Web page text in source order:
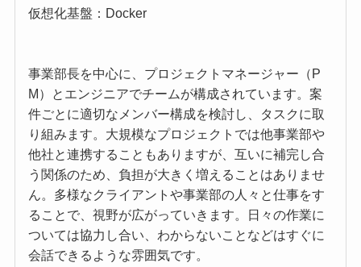
仮想化基盤：Docker
事業部長を中心に、プロジェクトマネージャー（P
M）とエンジニアでチームが構成されています。案
件ごとに適切なメンバー構成を検討し、タスクに取
り組みます。大規模なプロジェクトでは他事業部や
他社と連携することもありますが、互いに補完し合
う関係のため、負担が大きく増えることはありませ
ん。多様なクライアントや事業部の人々と仕事をす
ることで、視野が広がっていきます。日々の作業に
ついては協力し合い、わからないことなどはすぐに
会話できるような雰囲気です。